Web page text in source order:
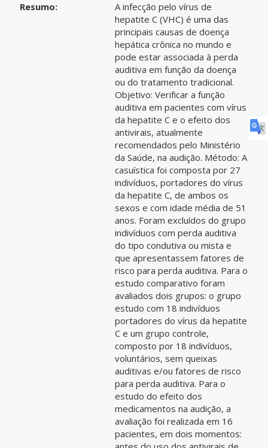
Resumo:
A infecção pelo vírus de
hepatite C (VHC) é uma das
principais causas de doença
hepática crônica no mundo e
pode estar associada à perda
auditiva em função da doença
ou do tratamento tradicional.
Objetivo: Verificar a função
auditiva em pacientes com vírus
da hepatite C e o efeito dos
antivirais, atualmente
recomendados pelo Ministério
da Saúde, na audição. Método: A
casuística foi composta por 27
indivíduos, portadores do vírus
da hepatite C, de ambos os
sexos e com idade média de 51
anos. Foram excluídos do grupo
indivíduos com perda auditiva
do tipo condutiva ou mista e
que apresentassem fatores de
risco para perda auditiva. Para o
estudo comparativo foram
avaliados dois grupos: o grupo
estudo com 18 indivíduos
portadores do vírus da hepatite
C e um grupo controle,
composto por 18 indivíduos,
voluntários, sem queixas
auditivas e/ou fatores de risco
para perda auditiva. Para o
estudo do efeito dos
medicamentos na audição, a
avaliação foi realizada em 16
pacientes, em dois momentos: